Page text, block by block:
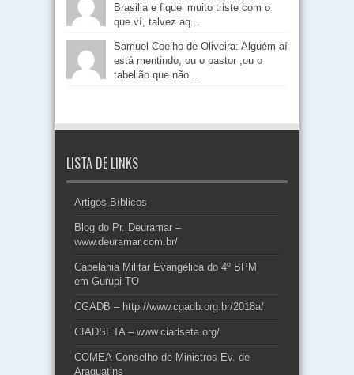
Brasilia e fiquei muito triste com o
que ví, talvez aq...
Samuel Coelho de Oliveira: Alguém aí
está mentindo, ou o pastor ,ou o
tabelião que não...
LISTA DE LINKS
Artigos Bíblicos
Blog do Pr. Deuramar –
www.deuramar.com.br/
Capelania Militar Evangélica do 4º BPM
em Gurupi-TO
CGADB – http://www.cgadb.org.br/2018a/
CIADSETA – www.ciadseta.org/
COMEA-Conselho de Ministros Ev. de
Araguatins